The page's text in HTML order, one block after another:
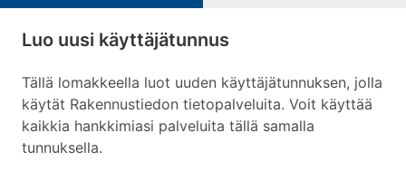
Luo uusi käyttäjätunnus
Tällä lomakkeella luot uuden käyttäjätunnuksen, jolla
käytät Rakennustiedon tietopalveluita. Voit käyttää
kaikkia hankkimiasi palveluita tällä samalla
tunnuksella.